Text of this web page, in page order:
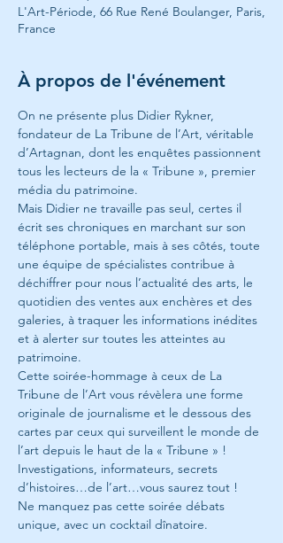
L'Art-Période, 66 Rue René Boulanger, Paris,
France
À propos de l'événement
On ne présente plus Didier Rykner,
fondateur de La Tribune de l’Art, véritable
d’Artagnan, dont les enquêtes passionnent
tous les lecteurs de la « Tribune », premier
média du patrimoine.
Mais Didier ne travaille pas seul, certes il
écrit ses chroniques en marchant sur son
téléphone portable, mais à ses côtés, toute
une équipe de spécialistes contribue à
déchiffrer pour nous l’actualité des arts, le
quotidien des ventes aux enchères et des
galeries, à traquer les informations inédites
et à alerter sur toutes les atteintes au
patrimoine.
Cette soirée-hommage à ceux de La
Tribune de l’Art vous révèlera une forme
originale de journalisme et le dessous des
cartes par ceux qui surveillent le monde de
l’art depuis le haut de la « Tribune » !
Investigations, informateurs, secrets
d’histoires…de l’art…vous saurez tout !
Ne manquez pas cette soirée débats
unique, avec un cocktail dînatoire.